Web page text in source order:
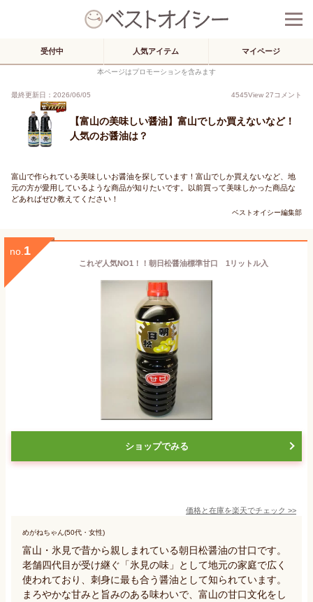
受付中 人気アイテム マイページ
本ページはプロモーションを含みます
最終更新日：2026/06/05 4545View 27コメント
【富山の美味しい醤油】富山でしか買えないなど！
人気のお醤油は？
富山で作られている美味しいお醤油を探しています！富山でしか買えないなど、地
元の方が愛用しているような商品が知りたいです。以前買って美味しかった商品な
どあればぜひ教えてください！
ベストオイシー編集部
no. 1
これぞ人気NO1！！朝日松醤油標準甘口 1リットル入
ショップでみる
価格と在庫を楽天でチェック >>
めがねちゃん(50代・女性)
富山・氷見で昔から親しまれている朝日松醤油の甘口です。
老舗四代目が受け継ぐ「氷見の味」として地元の家庭で広く
使われており、刺身に最も合う醤油として知られています。
まろやかな甘みと旨みのある味わいで、富山の甘口文化をし